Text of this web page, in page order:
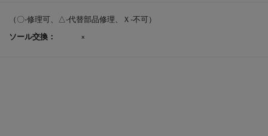
（〇-修理可、△-代替部品修理、Ｘ-不可）
ソール交換：
×